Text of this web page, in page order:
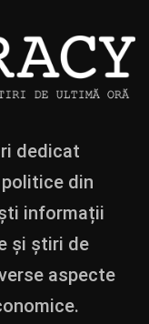
dedicat
din
informații
și știri de
aspecte